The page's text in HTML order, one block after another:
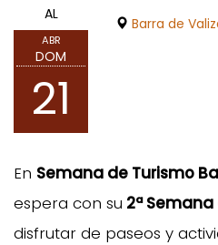
AL
ABR
DOM
21
Barra de
En Semana de Turismo
espera con su 2ª
disfrutar de paseos y